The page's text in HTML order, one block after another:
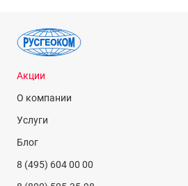
Акции
О компании
Услуги
Блог
8 (495) 604 00 00